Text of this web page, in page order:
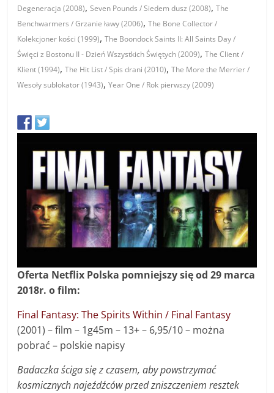
Degeneracja (2008),Seven Pounds / Siedem dusz (2008),The
Benchwarmers / Grzanie ławy (2006),The Bone Collector /
Kolekcjoner kości (1999),The Boondock Saints II: All Saints Day /
Święci z Bostonu II - Dzień Wszystkich Świętych (2009),The Client /
Klient (1994),The Hit List / Spis drani (2010),The More the Merrier /
Wesoły sublokator (1943),Year One / Rok pierwszy (2009)
Oferta Netflix Polska pomniejszy się od 29 marca
2018r. o film:
Final Fantasy: The Spirits Within / Final Fantasy
(2001) – film – 1g45m – 13+ – 6,95/10– można
pobrać – polskie napisy
Badaczka ściga się z czasem, aby powstrzymać
kosmicznych najeźdźców przed zniszczeniem resztek